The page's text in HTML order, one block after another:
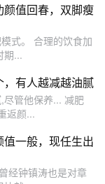
值回春，双脚瘦
式。 合理的饮食加
期...
有人越减越油腻
尽管他保养... 减肥
返颜...
一般，现任生出
经钟镇涛也是对章